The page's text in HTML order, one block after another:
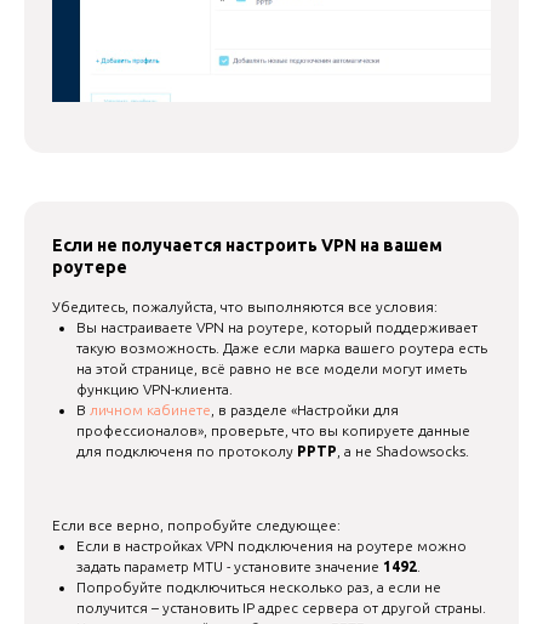
Если не получается настроить VPN на вашем
роутере
Убедитесь, пожалуйста, что выполняются все условия:
Вы настраиваете VPN на роутере, который поддерживает
такую возможность. Даже если марка вашего роутера есть
на этой странице, всё равно не все модели могут иметь
функцию VPN-клиента.
В личном кабинете , в разделе «Настройки для
профессионалов», проверьте, что вы копируете данные
для подключеня по протоколу PPTP , а не Shadowsocks.
Если все верно, попробуйте следующее:
Если в настройках VPN подключения на роутере можно
задать параметр MTU - установите значение 1492
Попробуйте подключиться несколько раз, а если не
получится – установить IP адрес сервера от другой страны.